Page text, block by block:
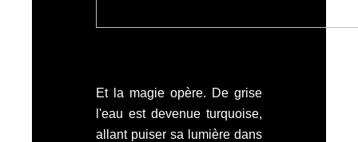
Et la magie opère. De grise
l'eau est devenue turquoise,
allant puiser sa lumière dans